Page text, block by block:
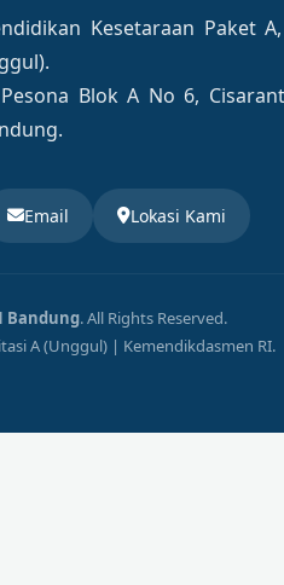
Kesetaraan Paket
Blok A No 6,
Email Lokasi Kami
Bandung. All Rights Reserved.
A (Unggul) | Kemendikdasmen RI.